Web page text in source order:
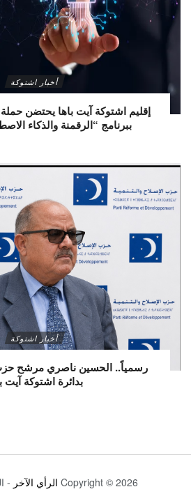
أخبار اشتوكة
إقليم اشتوكة آيت باها يحتضن
ببرنامج “الرقمنة والذكاء
أخبار اشتوكة
رسمياً.. الحسين ناصري مرشح حزب
بدائرة اشتوكة آيت
Copyright © 2026 الرأي الآخر -